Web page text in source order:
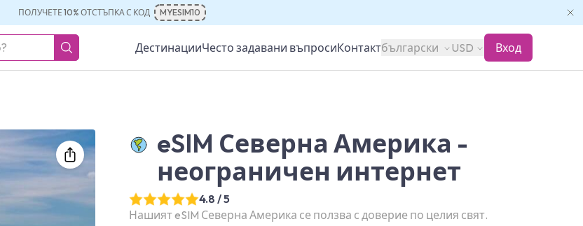
ПОЛУЧЕТЕ 10% ОТСТЪПКА С КОД MYESIM10
ДестинацииЧесто задавани въпросиКонтактбългарски USD Вход
eSIM Северна Америка -
неограничен интернет
4.8 / 5
Нашият eSIM Северна Америка се ползва с доверие по целия свят.